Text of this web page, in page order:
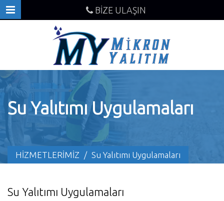
BİZE ULAŞIN
Su Yalıtımı Uygulamaları
HİZMETLERİMİZ / Su Yalıtımı Uygulamaları
Su Yalıtımı Uygulamaları